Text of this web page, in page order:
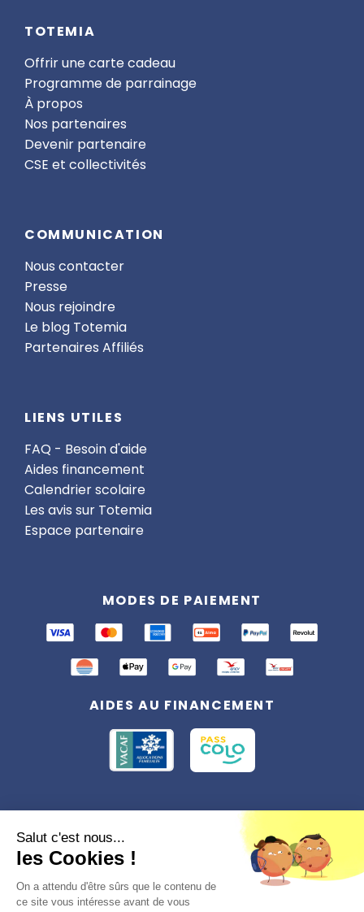
TOTEMIA
Offrir une carte cadeau
Programme de parrainage
À propos
Nos partenaires
Devenir partenaire
CSE et collectivités
COMMUNICATION
Nous contacter
Presse
Nous rejoindre
Le blog Totemia
Partenaires Affiliés
LIENS UTILES
FAQ - Besoin d'aide
Aides financement
Calendrier scolaire
Les avis sur Totemia
Espace partenaire
MODES DE PAIEMENT
AIDES AU FINANCEMENT
Conformément à la réglementation applicable en matière de données
personnelles, vous disposez d'un droit d'accès, de rectification et
d'effacement, du droit à la limitation du traitement des données vous
concernant. Vous pouvez consulter
notre politique de confidentialité
Préférences des cookies >
Salut c'est nous...
les Cookies !
On a attendu d'être sûrs que le contenu de
ce site vous intéresse avant de vous